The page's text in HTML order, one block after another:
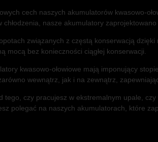
cech naszych akumulatorów kwasowo-
chłodzenia, nasze akumulatory
związanych z częstą konserwacją
mocą bez konieczności ciągłej konserwacji.
kwasowo-ołowiowe mają imponujący
wewnątrz, jak i na zewnątrz,
tego, czy pracujesz w ekstremalnym upale,
polegać na naszych akumulatorach, które